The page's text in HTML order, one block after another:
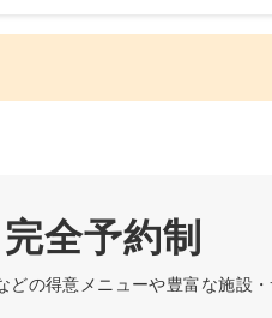
全予約制
どの得意メニューや豊富な施設